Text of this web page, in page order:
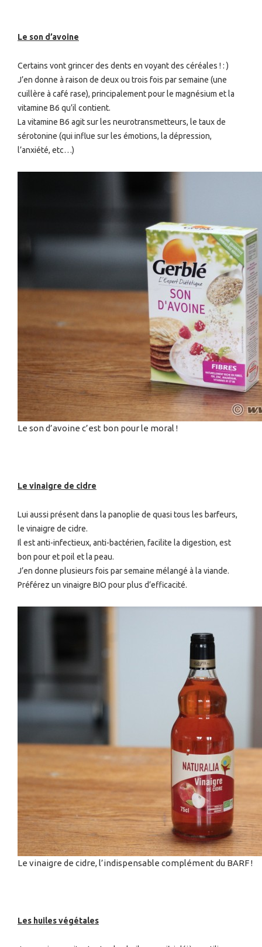
Le son d’avoine
Certains vont grincer des dents en voyant des céréales ! : )
J’en donne à raison de deux ou trois fois par semaine (une
cuillère à café rase), principalement pour le magnésium et la
vitamine B6 qu’il contient.
La vitamine B6 agit sur les neurotransmetteurs, le taux de
sérotonine (qui influe sur les émotions, la dépression,
l’anxiété, etc…)
Le son d’avoine c’est bon pour le moral !
Le vinaigre de cidre
Lui aussi présent dans la panoplie de quasi tous les barfeurs,
le vinaigre de cidre.
Il est anti-infectieux, anti-bactérien, facilite la digestion, est
bon pour et poil et la peau.
J’en donne plusieurs fois par semaine mélangé à la viande.
Préférez un vinaigre BIO pour plus d’efficacité.
Le vinaigre de cidre, l’indispensable complément du BARF !
Les huiles végétales